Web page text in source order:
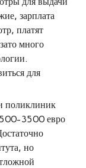
зарплата
платят
много
для
поликлиник
3500 евро
но